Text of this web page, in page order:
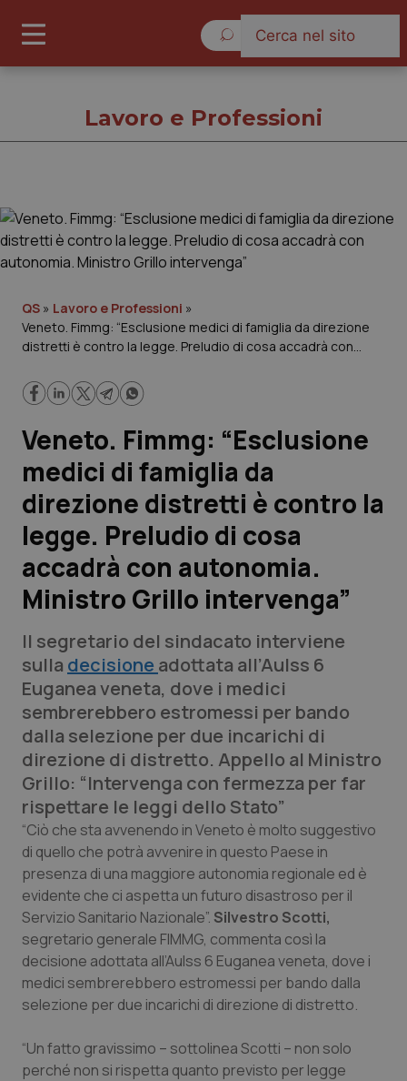
Cronache
Governo e Parlamento
Regioni e Asl
Lavoro e Professioni
Scienza e Farmaci
Studi e Analisi
Lettere al direttore
Edizioni Regionali
QS Pro
Professionisti Sanitari.AI
Abruzzo
Basilicata
Calabria
Campania
Emilia-Romagna
Friuli Venezia Giulia
Liguria
QS Pro Gold
Artrite & artrosi
Asma & BPCO
Car-T
Colesterolo & coronaropatie
Dermatite Atopica
Diabete & glucometri
Disturbi dell’umore
QS Club Newsletter
Lavoro e Professioni
QS » Lavoro e Professioni »
Veneto. Fimmg: “Esclusione medici di famiglia da direzione
distretti è contro la legge. Preludio di cosa accadrà con
Veneto. Fimmg: “Esclusione
medici di famiglia da
direzione distretti è contro la
legge. Preludio di cosa
accadrà con autonomia.
Ministro Grillo intervenga”
Il segretario del sindacato interviene
sulla decisione adottata all’Aulss 6
Euganea veneta, dove i medici
sembrerebbero estromessi per bando
dalla selezione per due incarichi di
direzione di distretto. Appello al Ministro
Grillo: “Intervenga con fermezza per far
rispettare le leggi dello Stato”
“Ciò che sta avvenendo in Veneto è molto suggestivo
di quello che potrà avvenire in questo Paese in
presenza di una maggiore autonomia regionale ed è
evidente che ci aspetta un futuro disastroso per il
Servizio Sanitario Nazionale”. Silvestro Scotti,
segretario generale FIMMG, commenta così la
decisione adottata all’Aulss 6 Euganea veneta, dove i
medici sembrerebbero estromessi per bando dalla
selezione per due incarichi di direzione di distretto.
“Un fatto gravissimo – sottolinea Scotti – non solo
perché non si rispetta quanto previsto per legge